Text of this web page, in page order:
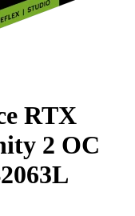
RTX
2 OC